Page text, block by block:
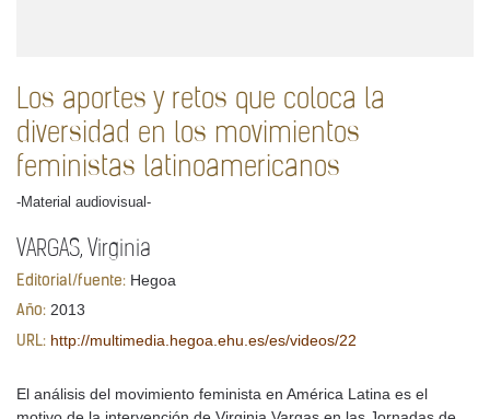
Los aportes y retos que coloca la
diversidad en los movimientos
feministas latinoamericanos
-Material audiovisual-
VARGAS, Virginia
Editorial/fuente: Hegoa
Año: 2013
URL: http://multimedia.hegoa.ehu.es/es/videos/22
El análisis del movimiento feminista en América Latina es el